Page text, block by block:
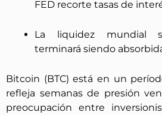
FED recorte tasas de
La liquidez mundial
terminará siendo
Bitcoin (BTC) está en un
refleja semanas de presión
preocupación entre